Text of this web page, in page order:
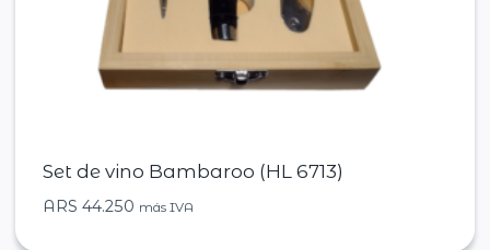
Set de vino Bambaroo (HL 6713)
ARS 44.250 más IVA